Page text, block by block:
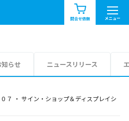
問合せ依頼 メニュー
お知らせ一覧
リア情報を見る
知らせ ニュースリリース
７ ・ サイン・ショップ＆ディスプレイシ